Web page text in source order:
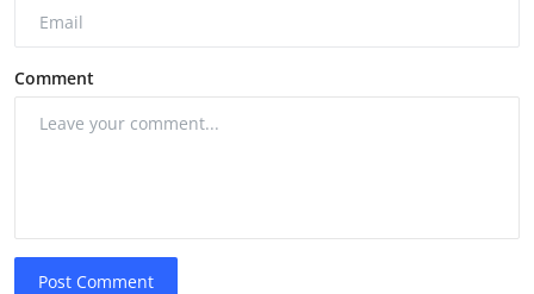
Comment
Post Comment